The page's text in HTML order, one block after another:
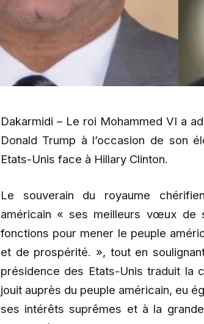
Dakarmidi – Le roi Mohammed VI a
Donald Trump à l’occasion de son
Etats-Unis face à Hillary Clinton.
Le souverain du royaume
américain « ses meilleurs vœux de
fonctions pour mener le peuple
et de prospérité. », tout en
présidence des Etats-Unis traduit la
jouit auprès du peuple américain, eu
ses intérêts suprêmes et à la